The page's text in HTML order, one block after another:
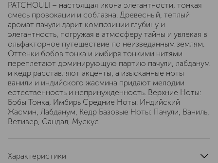
PATCHOULI – настоящая икона элегантности, тонкая
смесь провокации и соблазна. Древесный, теплый
аромат пачули дарит композиции глубину и
элегантность, погружая в атмосферу тайны и увлекая в
ольфакторное путешествие по неизведанным землям.
Оттенки бобов тонка и имбиря тонкими нитями
переплетают доминирующую партию пачули, лабданум
и кедр расставляют акценты, а изысканные ноты
ванили и индийского жасмина придают мелодии
естественность и непринужденность. Верхние Ноты:
Бобы Тонка, Имбирь Средние Ноты: Индийский
Жасмин, Лабданум, Кедр Базовые Ноты: Пачули, Ваниль,
Ветивер, Сандал, Мускус
Характеристики